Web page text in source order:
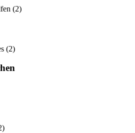
(2)
(2)